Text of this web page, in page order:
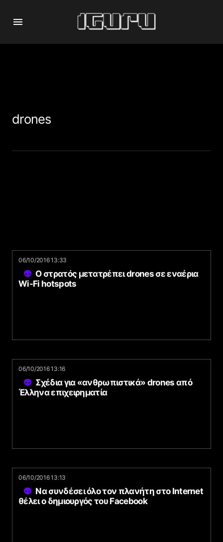
drones
06/10/2016 13:33
Ο στρατός μετατρέπει drones σε εναέρια
Wi-Fi hotspots
06/10/2016 13:16
Σχέδια για «ανθρωπιστικά» drones από
Έλληνα επιχειρηματία
06/10/2016 13:13
Να συνδέσει όλο τον πλανήτη στο Internet
θέλει ο δημιουργός του Facebook